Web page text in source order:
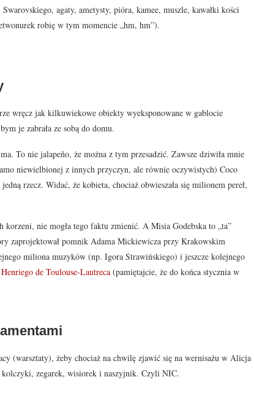
agaty, ametysty, pióra, kamee, muszle, kawałki kości
robię w tym momencie „hm, hm”).
wręcz jak kilkuwiekowe obiekty wyeksponowane w gablocie
je zabrała ze sobą do domu.
To nie jalapeño, że można z tym przesadzić. Zawsze dziwiła mnie
niewielbionej z innych przyczyn, ale równie oczywistych) Coco
rzecz. Widać, że kobieta, chociaż obwieszała się milionem pereł,
nie mogła tego faktu zmienić. A Misia Godebska to „ta”
zaprojektował pomnik Adama Mickiewicza przy Krakowskim
miliona muzyków (np. Igora Strawińskiego) i jeszcze kolejnego
Henriego de Toulouse-Lautreca (pamiętajcie, że do końca stycznia w
(warsztaty), żeby chociaż na chwilę zjawić się na wernisażu w Alicja
zegarek, wisiorek i naszyjnik. Czyli NIC.